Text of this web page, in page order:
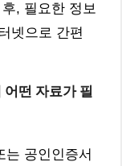
, 필요한 정보
넷으로 간편
떤 자료가 필
는 공인인증서